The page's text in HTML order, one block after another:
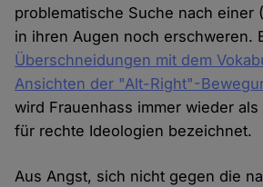
problematische Suche nach einer
in ihren Augen noch erschweren.
Überschneidungen mit dem
Ansichten der "Alt-Right"-
wird Frauenhass immer wieder
für rechte Ideologien bezeichnet.
Aus Angst, sich nicht gegen die